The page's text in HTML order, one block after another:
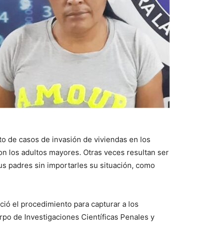
de casos de invasión de viviendas en los
los adultos mayores. Otras veces resultan ser
padres sin importarles su situación, como
el procedimiento para capturar a los
de Investigaciones Científicas Penales y